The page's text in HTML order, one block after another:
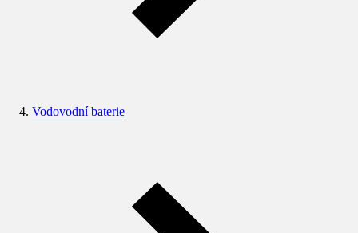
Vodovodní baterie